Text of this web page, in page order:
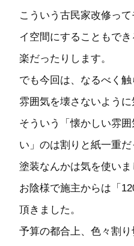
こういう古民家改修っ
イ空間にすることもで
楽だったりします。
でも今回は、なるべく
雰囲気を壊さないように
そういう「懐かしい雰
い」のは割りと紙一重
塗装なんかは気を使いま
お陰様で施主からは「
頂きました。
予算の都合上、色々割